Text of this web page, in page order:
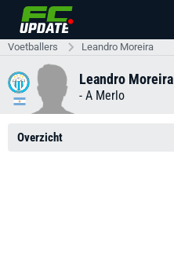
Voetballers Leandro Moreira
Leandro Moreira
- A Merlo
Overzicht